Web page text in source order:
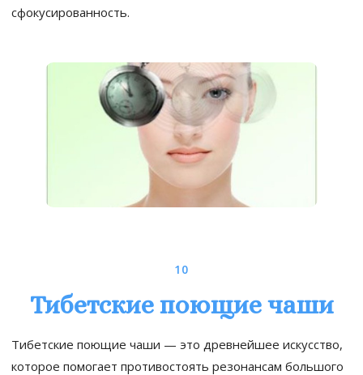
сфокусированность.
10
Тибетские поющие чаши
Тибетские поющие чаши — это древнейшее искусство,
которое помогает противостоять резонансам большого